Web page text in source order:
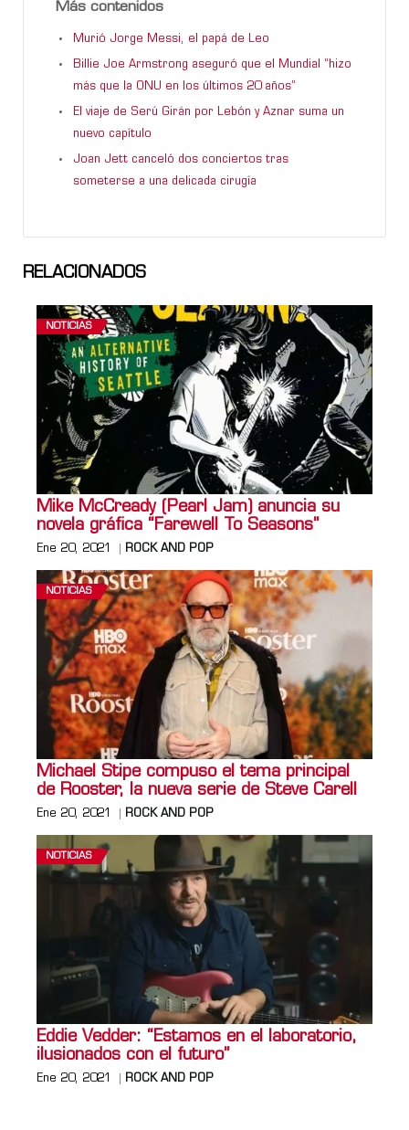
Más contenidos
Murió Jorge Messi, el papá de Leo
Billie Joe Armstrong aseguró que el Mundial “hizo
más que la ONU en los últimos 20 años”
El viaje de Serú Girán por Lebón y Aznar suma un
nuevo capítulo
Joan Jett canceló dos conciertos tras
someterse a una delicada cirugía
RELACIONADOS
NOTICIAS
Mike McCready (Pearl Jam) anuncia su
novela gráfica “Farewell To Seasons”
Ene 20, 2021 ROCK AND POP
NOTICIAS
Michael Stipe compuso el tema principal
de Rooster, la nueva serie de Steve Carell
Ene 20, 2021 ROCK AND POP
NOTICIAS
Eddie Vedder: “Estamos en el laboratorio,
ilusionados con el futuro”
Ene 20, 2021 ROCK AND POP